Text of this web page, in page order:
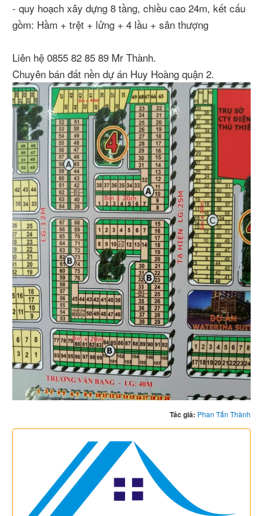
- quy hoạch xây dựng 8 tầng, chiều cao 24m, kết cấu
gồm: Hầm + trệt + lửng + 4 lầu + sân thượng
Liên hệ 0855 82 85 89 Mr Thành.
Chuyên bán đất nền dự án Huy Hoàng quận 2.
Tác giả: Phan Tấn Thành